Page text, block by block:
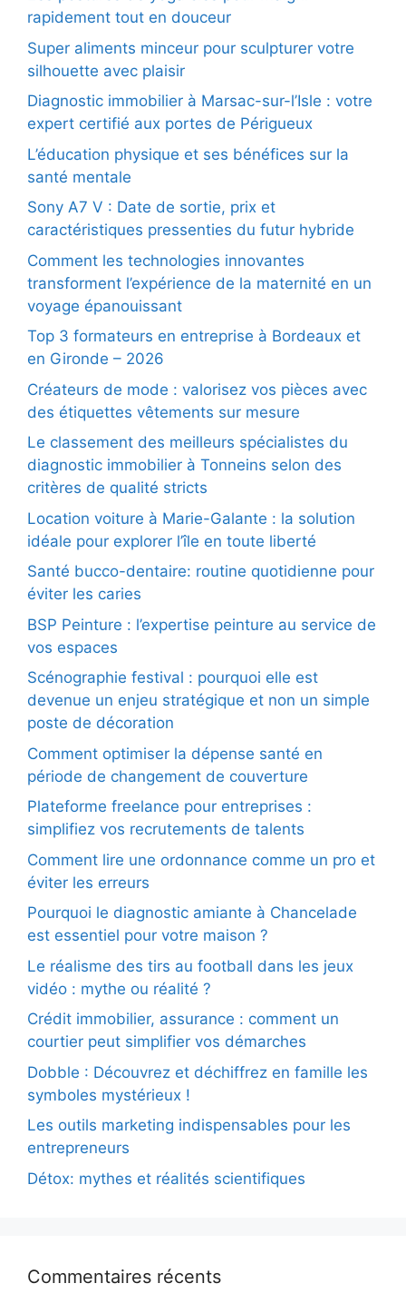
rapidement tout en douceur
Super aliments minceur pour sculpturer votre
silhouette avec plaisir
Diagnostic immobilier à Marsac-sur-l’Isle : votre
expert certifié aux portes de Périgueux
L’éducation physique et ses bénéfices sur la
santé mentale
Sony A7 V : Date de sortie, prix et
caractéristiques pressenties du futur hybride
Comment les technologies innovantes
transforment l’expérience de la maternité en un
voyage épanouissant
Top 3 formateurs en entreprise à Bordeaux et
en Gironde – 2026
Créateurs de mode : valorisez vos pièces avec
des étiquettes vêtements sur mesure
Le classement des meilleurs spécialistes du
diagnostic immobilier à Tonneins selon des
critères de qualité stricts
Location voiture à Marie-Galante : la solution
idéale pour explorer l’île en toute liberté
Santé bucco-dentaire: routine quotidienne pour
éviter les caries
BSP Peinture : l’expertise peinture au service de
vos espaces
Scénographie festival : pourquoi elle est
devenue un enjeu stratégique et non un simple
poste de décoration
Comment optimiser la dépense santé en
période de changement de couverture
Plateforme freelance pour entreprises :
simplifiez vos recrutements de talents
Comment lire une ordonnance comme un pro et
éviter les erreurs
Pourquoi le diagnostic amiante à Chancelade
est essentiel pour votre maison ?
Le réalisme des tirs au football dans les jeux
vidéo : mythe ou réalité ?
Crédit immobilier, assurance : comment un
courtier peut simplifier vos démarches
Dobble : Découvrez et déchiffrez en famille les
symboles mystérieux !
Les outils marketing indispensables pour les
entrepreneurs
Détox: mythes et réalités scientifiques
Commentaires récents